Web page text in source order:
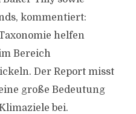
kommentiert:
helfen
Bereich
Der Report misst
große Bedeutung
bei.